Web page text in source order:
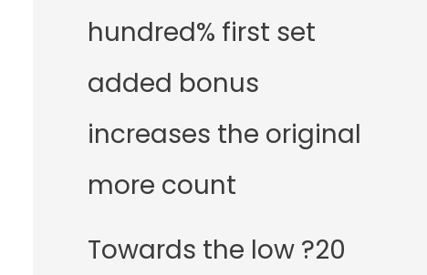
hundred% first set
added bonus
increases the original
more count
Towards the low ?20